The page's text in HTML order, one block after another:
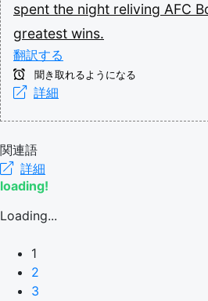
spent the night reliving AFC
greatest wins.
翻訳する
聞き取れるようになる
詳細
関連語
詳細
loading!
Loading...
1
2
3